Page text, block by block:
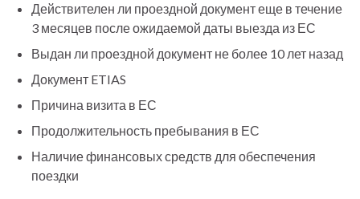
Действителен ли проездной документ еще в течение
3 месяцев после ожидаемой даты выезда из ЕС
Выдан ли проездной документ не более 10 лет назад
Документ ETIAS
Причина визита в ЕС
Продолжительность пребывания в ЕС
Наличие финансовых средств для обеспечения
поездки